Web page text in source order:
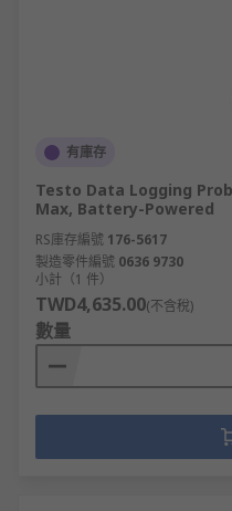
有庫存
Testo Data Logging
Max, Battery-Powered
RS庫存編號 176-5617
製造零件編號 0636 9730
小計（1 件）
TWD4,635.00(不含稅)
數量